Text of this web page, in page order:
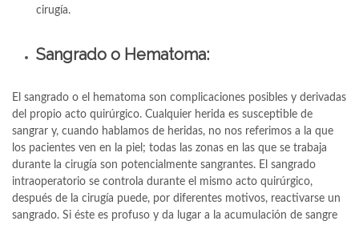
cirugía.
Sangrado o Hematoma:
El sangrado o el hematoma son complicaciones posibles y derivadas
del propio acto quirúrgico. Cualquier herida es susceptible de
sangrar y, cuando hablamos de heridas, no nos referimos a la que
los pacientes ven en la piel; todas las zonas en las que se trabaja
durante la cirugía son potencialmente sangrantes. El sangrado
intraoperatorio se controla durante el mismo acto quirúrgico,
después de la cirugía puede, por diferentes motivos, reactivarse un
sangrado. Si éste es profuso y da lugar a la acumulación de sangre